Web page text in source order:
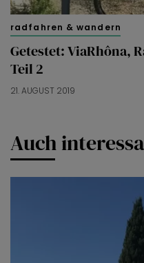
radfahren & wandern
Getestet: ViaRhôna,
Teil 2
21. AUGUST 2019
Auch